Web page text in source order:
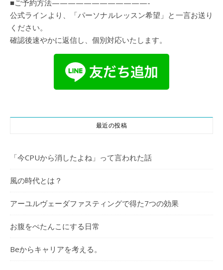
■ご予約方法————————————-
公式ラインより、「パーソナルレッスン希望」と一言お送り
ください。
確認後速やかに返信し、個別対応いたします。
最近の投稿
「今CPUから消したよね」って言われた話
風の時代とは？
アーユルヴェーダファスティングで得た7つの効果
お腹をぺたんこにする日常
Beからキャリアを考える。